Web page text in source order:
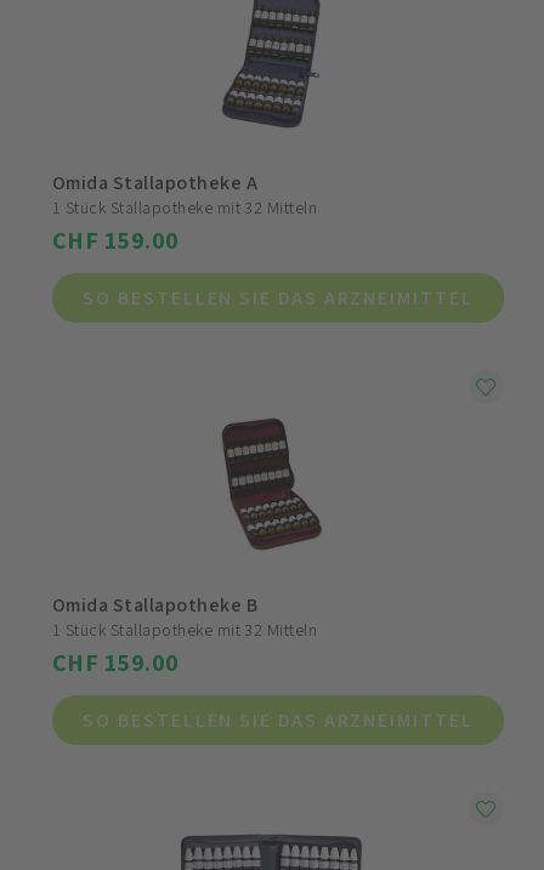
Omida Stallapotheke A
1 Stück Stallapotheke mit 32 Mitteln
CHF 159.00
SO BESTELLEN SIE DAS ARZNEIMITTEL
Omida Stallapotheke B
1 Stück Stallapotheke mit 32 Mitteln
CHF 159.00
SO BESTELLEN SIE DAS ARZNEIMITTEL